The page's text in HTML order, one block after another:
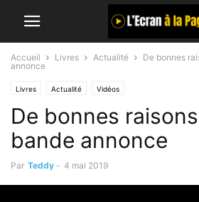
Accueil Livres Actualité
De bonnes
annonce
Livres Actualité Vidéos
De bonnes
bande annonce
Par Teddy - 4 mai 2019